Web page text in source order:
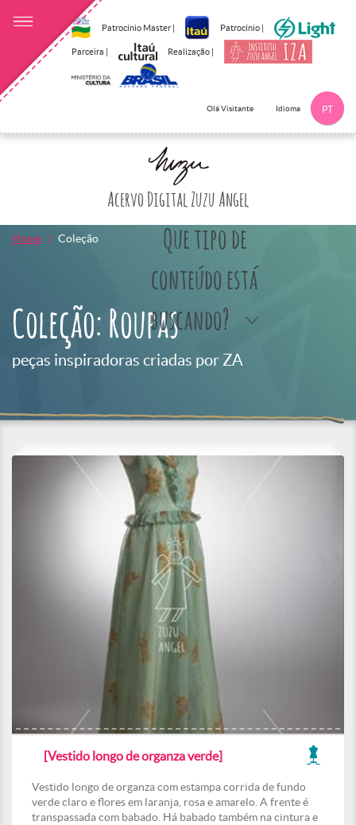
Patrocínio Master | Patrocínio |
Parceira | Realização |
Olá Visitante Idioma PT
Acervo Digital Zuzu Angel
Que tipo de
conteúdo está
buscando?
Home Coleção
Coleção: Roupas
peças inspiradoras criadas por ZA
[Vestido longo de organza verde]
Vestido longo de organza com estampa corrida de fundo
verde claro e flores em laranja, rosa e amarelo. A frente é
transpassada com babado. Há babado também na cintura e